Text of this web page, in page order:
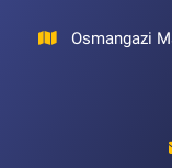
Osmangazi